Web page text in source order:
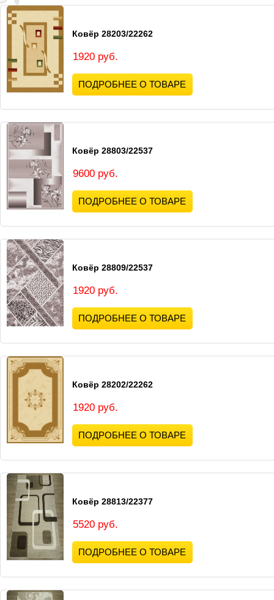
Ковёр 28203/22262
1920 руб.
ПОДРОБНЕЕ О ТОВАРЕ
Ковёр 28803/22537
9600 руб.
ПОДРОБНЕЕ О ТОВАРЕ
Ковёр 28809/22537
1920 руб.
ПОДРОБНЕЕ О ТОВАРЕ
Ковёр 28202/22262
1920 руб.
ПОДРОБНЕЕ О ТОВАРЕ
Ковёр 28813/22377
5520 руб.
ПОДРОБНЕЕ О ТОВАРЕ